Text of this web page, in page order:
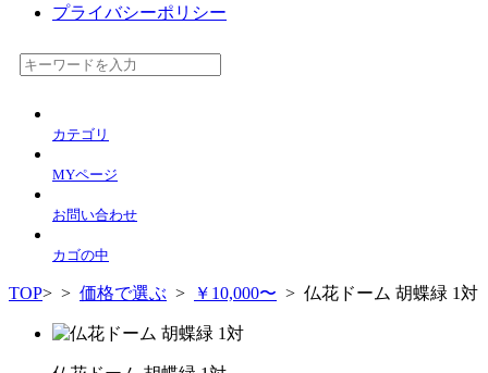
プライバシーポリシー
カテゴリ
MYページ
お問い合わせ
カゴの中
TOP> > 価格で選ぶ > ￥10,000〜 > 仏花ドーム 胡蝶緑 1対